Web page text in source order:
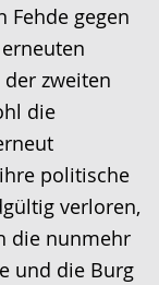
Fehde gegen
zweiten
die
politische
verloren,
die nunmehr
und die Burg